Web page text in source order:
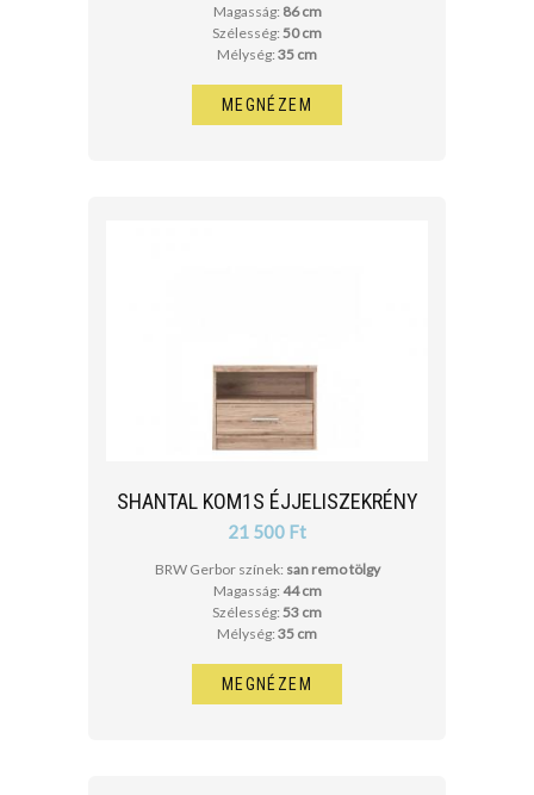
Magasság: 86 cm
Szélesség: 50 cm
Mélység: 35 cm
MEGNÉZEM
SHANTAL KOM1S ÉJJELISZEKRÉNY
21 500 Ft
BRW Gerbor színek: san remo tölgy
Magasság: 44 cm
Szélesség: 53 cm
Mélység: 35 cm
MEGNÉZEM